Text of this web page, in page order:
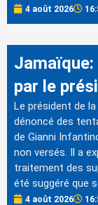
4 août 2026
Jamaïque:
par le
Le président de
dénoncé des
de Gianni
non versés. Il a
traitement des
été suggéré que
4 août 2026